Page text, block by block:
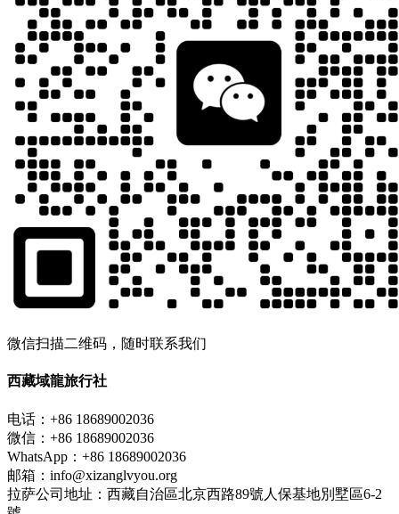
微信扫描二维码，随时联系我们
西藏域龍旅行社
电话：+86 18689002036
微信：+86 18689002036
WhatsApp：+86 18689002036
邮箱：info@xizanglvyou.org
拉萨公司地址：西藏自治區北京西路89號人保基地別墅區6-2